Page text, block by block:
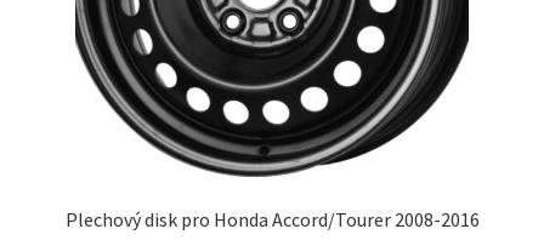
Plechový disk pro Honda Accord/Tourer 2008-2016